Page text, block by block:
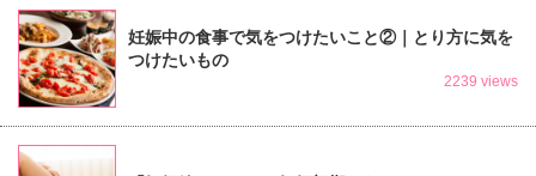
妊娠中の食事で気をつけたいこと②｜とり方に気を
つけたいもの
2239 views